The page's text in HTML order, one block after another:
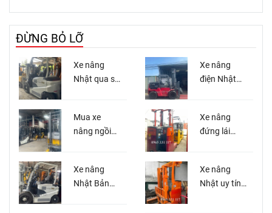
ĐỪNG BỎ LỠ
Xe nâng
Nhật qua sử
Miền Nam
Xe nâng
điện Nhật
nguyên zin
Mua xe
nâng ngồi
Miền Nam
Xe nâng
đứng lái
Xe nâng
Nhật Bản
Xe nâng
Nhật uy tín